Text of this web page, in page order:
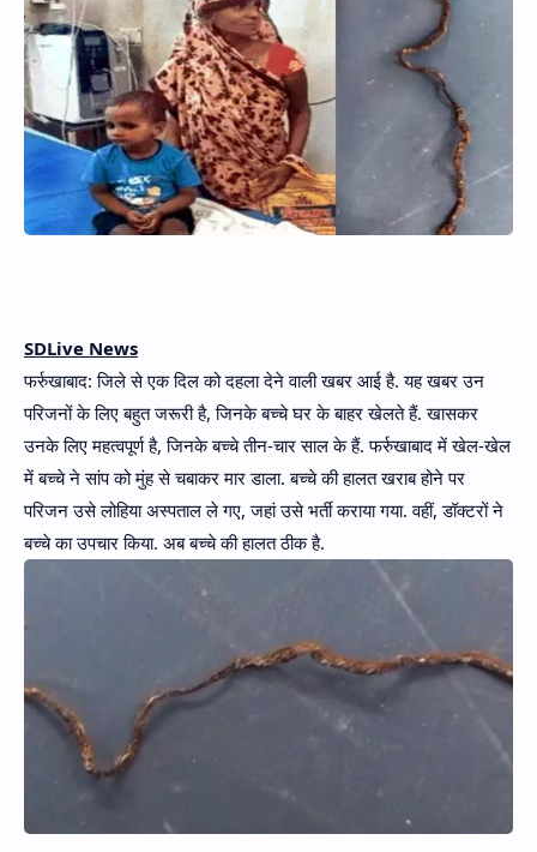
SDLive News
फर्रुखाबाद: जिले से एक दिल को दहला देने वाली खबर आई है. यह खबर उन
परिजनों के लिए बहुत जरूरी है, जिनके बच्चे घर के बाहर खेलते हैं. खासकर
उनके लिए महत्वपूर्ण है, जिनके बच्चे तीन-चार साल के हैं. फर्रुखाबाद में खेल-खेल
में बच्चे ने सांप को मुंह से चबाकर मार डाला. बच्चे की हालत खराब होने पर
परिजन उसे लोहिया अस्पताल ले गए, जहां उसे भर्ती कराया गया. वहीं, डॉक्टरों ने
बच्चे का उपचार किया. अब बच्चे की हालत ठीक है.